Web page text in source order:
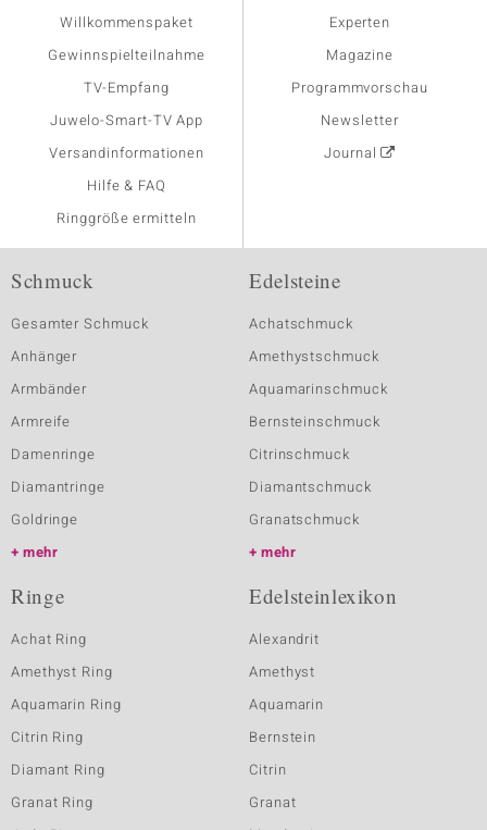
Willkommenspaket
Gewinnspielteilnahme
TV-Empfang
Juwelo-Smart-TV App
Versandinformationen
Hilfe & FAQ
Ringgröße ermitteln
Experten
Magazine
Programmvorschau
Newsletter
Journal
Schmuck
Gesamter Schmuck
Anhänger
Armbänder
Armreife
Damenringe
Diamantringe
Goldringe
mehr
Edelsteine
Achatschmuck
Amethystschmuck
Aquamarinschmuck
Bernsteinschmuck
Citrinschmuck
Diamantschmuck
Granatschmuck
mehr
Ringe
Achat Ring
Amethyst Ring
Aquamarin Ring
Citrin Ring
Diamant Ring
Granat Ring
Edelsteinlexikon
Alexandrit
Amethyst
Aquamarin
Bernstein
Citrin
Granat